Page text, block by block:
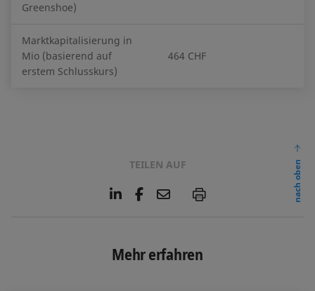
Greenshoe)
Marktkapitalisierung in
Mio (basierend auf
erstem Schlusskurs)
464 CHF
TEILEN AUF
L
e
d
F
o
E
l
P
nach oben
Mehr erfahren